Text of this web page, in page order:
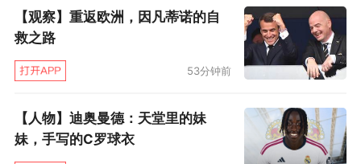
【观察】重返欧洲，因凡蒂诺的自
救之路
53分钟前
【人物】迪奥曼德：天堂里的妹
妹，手写的C罗球衣